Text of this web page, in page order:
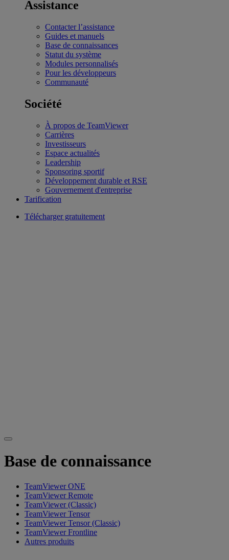
Assistance
Contacter l’assistance
Guides et manuels
Base de connaissances
Statut du système
Modules personnalisés
Pour les développeurs
Communauté
Société
À propos de TeamViewer
Carrières
Investisseurs
Espace actualités
Leadership
Sponsoring sportif
Développement durable et RSE
Gouvernement d'entreprise
Tarification
Télécharger gratuitement
Base de connaissance
TeamViewer ONE
TeamViewer Remote
TeamViewer (Classic)
TeamViewer Tensor
TeamViewer Tensor (Classic)
TeamViewer Frontline
Autres produits